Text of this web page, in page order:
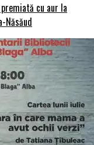
cu aur la
Năsăud